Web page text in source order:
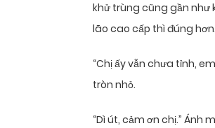
khử trùng cũng gần như
lão cao cấp thì đúng hơn.
“Chị ấy vẫn chưa tỉnh,
tròn nhỏ.
“Dì út, cảm ơn chị.” Ánh